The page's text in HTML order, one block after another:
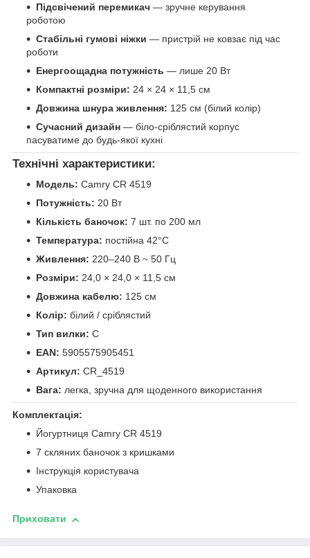
Підсвічений перемикач — зручне керування
роботою
Стабільні гумові ніжки — пристрій не ковзає під час
роботи
Енергоощадна потужність — лише 20 Вт
Компактні розміри: 24 × 24 × 11,5 см
Довжина шнура живлення: 125 см (білий колір)
Сучасний дизайн — біло-сріблястий корпус
пасуватиме до будь-якої кухні
Технічні характеристики:
Модель: Camry CR 4519
Потужність: 20 Вт
Кількість баночок: 7 шт. по 200 мл
Температура: постійна 42°C
Живлення: 220–240 В ~ 50 Гц
Розміри: 24,0 × 24,0 × 11,5 см
Довжина кабелю: 125 см
Колір: білий / сріблястий
Тип вилки: C
EAN: 5905575905451
Артикул: CR_4519
Вага: легка, зручна для щоденного використання
Комплектація:
Йогуртниця Camry CR 4519
7 скляних баночок з кришками
Інструкція користувача
Упаковка
Приховати